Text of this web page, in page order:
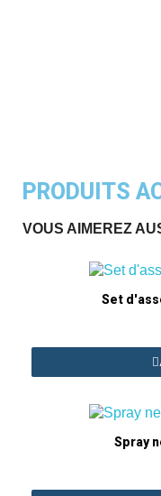
PRODUITS
VOUS AIMEREZ
Set
Spray